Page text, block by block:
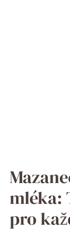
mléka:
pro